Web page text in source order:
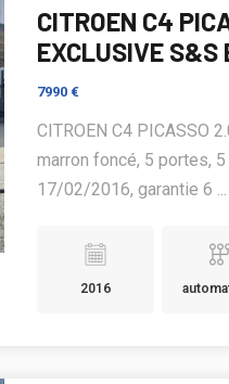
CITROEN C4
EXCLUSIVE S&S
7990 €
CITROEN C4 PICASSO
marron foncé, 5 portes,
17/02/2016, garantie 6 ...
2016